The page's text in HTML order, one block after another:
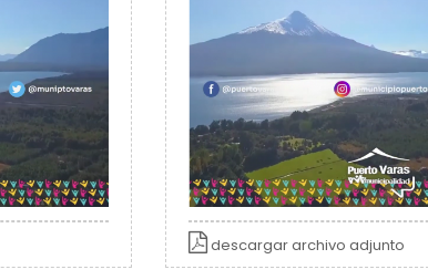
descargar archivo adjunto